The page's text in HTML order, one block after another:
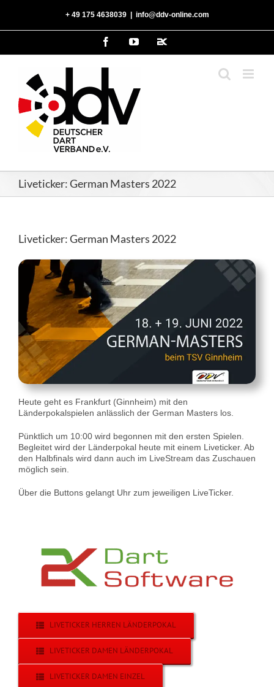
‭+ 49 175 4638039‬ info@ddv-online.com
FacebookYouTube2kDart
Liveticker: German Masters 2022
Liveticker: German Masters 2022
Heute geht es Frankfurt (Ginnheim) mit den
Länderpokalspielen anlässlich der German Masters los.
Pünktlich um 10:00 wird begonnen mit den ersten Spielen.
Begleitet wird der Länderpokal heute mit einem Liveticker. Ab
den Halbfinals wird dann auch im LiveStream das Zuschauen
möglich sein.
Über die Buttons gelangt Uhr zum jeweiligen LiveTicker.
LIVETICKER HERREN LÄNDERPOKAL
LIVETICKER DAMEN LÄNDERPOKAL
LIVETICKER DAMEN EINZEL